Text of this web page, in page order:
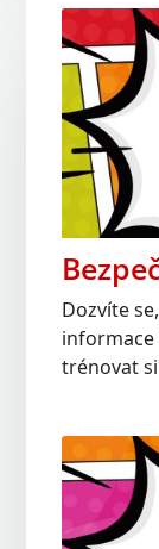
Dozvíte
informace
trénovat